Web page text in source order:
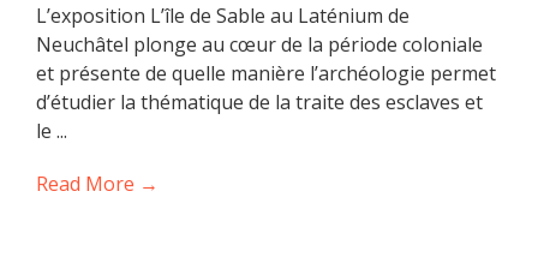
L’exposition L’île de Sable au Laténium de
Neuchâtel plonge au cœur de la période coloniale
et présente de quelle manière l’archéologie permet
d’étudier la thématique de la traite des esclaves et
le ...
Read More →